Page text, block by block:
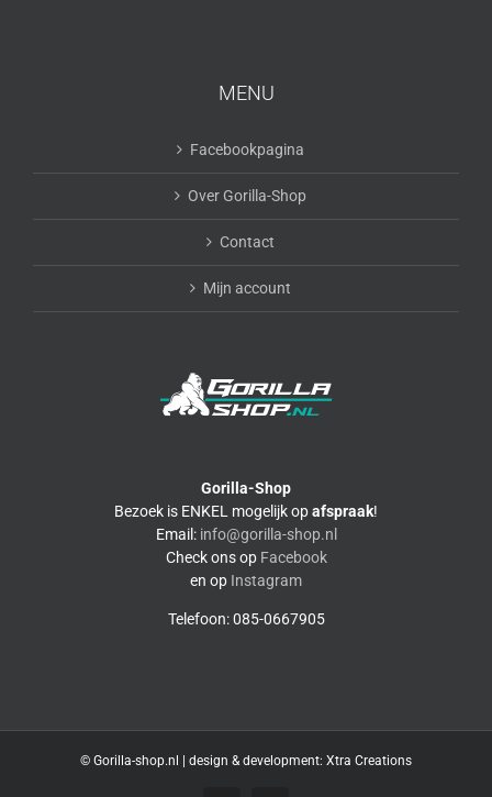
MENU
Facebookpagina
Over Gorilla-Shop
Contact
Mijn account
Gorilla-Shop
Bezoek is ENKEL mogelijk opafspraak!
Email: info@gorilla-shop.nl
Check ons op Facebook
en op Instagram
Telefoon: 085-0667905
© Gorilla-shop.nl | design & development: Xtra Creations